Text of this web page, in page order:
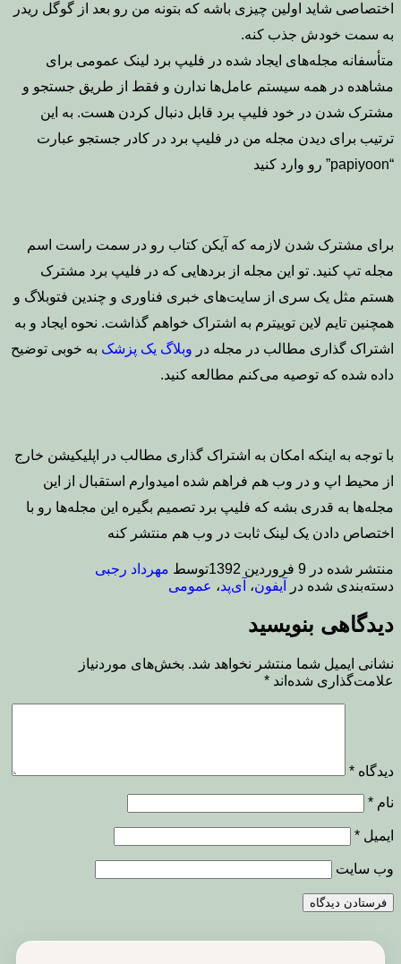
اختصاصی شاید اولین چیزی باشه که بتونه من رو بعد از گوگل ریدر
به سمت خودش جذب کنه.
متأسفانه مجله‌های ایجاد شده در فلیپ برد لینک عمومی برای
مشاهده در همه سیستم عامل‌ها ندارن و فقط از طریق جستجو و
مشترک شدن در خود فلیپ برد قابل دنبال کردن هست. به این
ترتیب برای دیدن مجله من در فلیپ برد در کادر جستجو عبارت
“papiyoon” رو وارد کنید
برای مشترک شدن لازمه که آیکن کتاب رو در سمت راست اسم
مجله تپ کنید. تو این مجله از بردهایی که در فلیپ برد مشترک
هستم مثل یک سری از سایت‌های خبری فناوری و چندین فتوبلاگ و
همچنین تایم لاین توییترم به اشتراک خواهم گذاشت. نحوه ایجاد و به
اشتراک گذاری مطالب در مجله در وبلاگ یک پزشک به خوبی توضیح
داده شده که توصیه می‌کنم مطالعه کنید.
با توجه به اینکه امکان به اشتراک گذاری مطالب در اپلیکیشن خارج
از محیط اپ و در وب هم فراهم شده امیدوارم استقبال از این
مجله‌ها به قدری بشه که فلیپ برد تصمیم بگیره این مجله‌ها رو با
اختصاص دادن یک لینک ثابت در وب هم منتشر کنه
منتشر شده در 9 فروردین 1392 توسط مهرداد رجبی
دسته‌بندی شده در
آیفون، آی‌پد، عمومی
دیدگاهی بنویسید
نشانی ایمیل شما منتشر نخواهد شد. بخش‌های موردنیاز
علامت‌گذاری شده‌اند *
دیدگاه *
نام *
ایمیل *
وب‌ سایت
راهبری